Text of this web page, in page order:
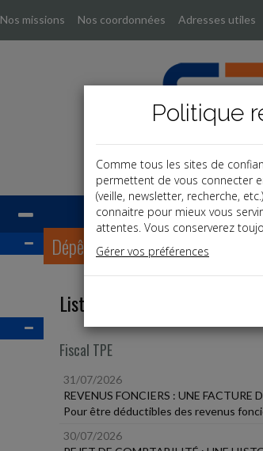
Nos missions Nos coordonnées Adresses utiles
Dépêches
Liste des dernières dépêches
Fiscal TPE
31/07/2026
REVENUS FONCIERS : UNE
Pour être déductibles des revenus
30/07/2026
Politique
Comme tous les sites de
permettent de vous connecter
(veille, newsletter, recherche,
connaitre pour mieux vous
attentes. Vous conserverez
Gérer vos préférences